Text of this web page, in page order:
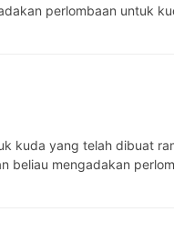
perlombaan untuk
beliau mengadakan